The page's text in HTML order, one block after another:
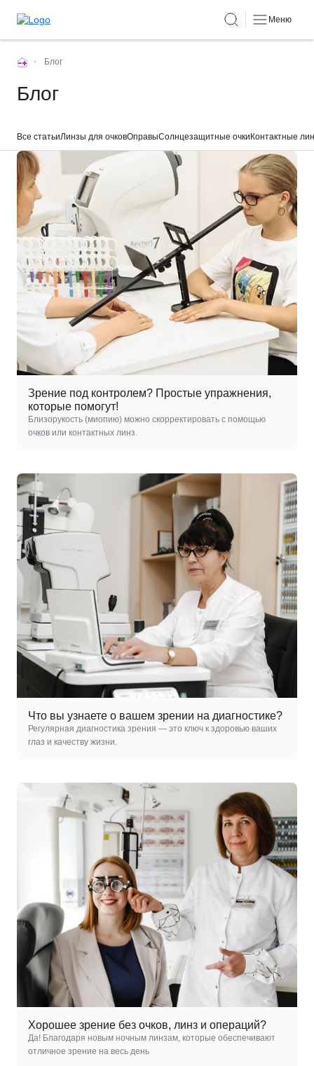
Меню
• Блог
Блог
Все статьиЛинзы для очковОправыСолнцезащитные очки Контактные
Зрение под контролем? Простые упражнения,
которые помогут!
Близорукость (миопию) можно скорректировать с помощью
очков или контактных линз.
Что вы узнаете о вашем зрении на диагностике?
Регулярная диагностика зрения — это ключ к здоровью ваших
глаз и качеству жизни.
Хорошее зрение без очков, линз и операций?
Да! Благодаря новым ночным линзам, которые обеспечивают
отличное зрение на весь день